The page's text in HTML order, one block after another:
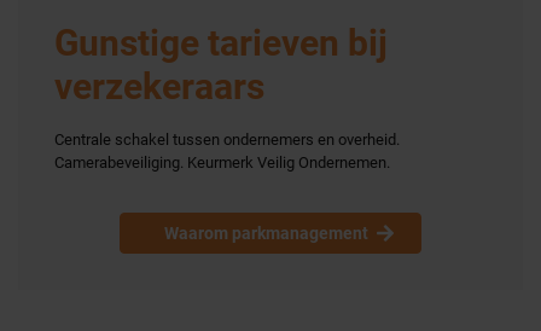
Gunstige tarieven bij
verzekeraars
Centrale schakel tussen ondernemers en overheid.
Camerabeveiliging. Keurmerk Veilig Ondernemen.
Waarom parkmanagement